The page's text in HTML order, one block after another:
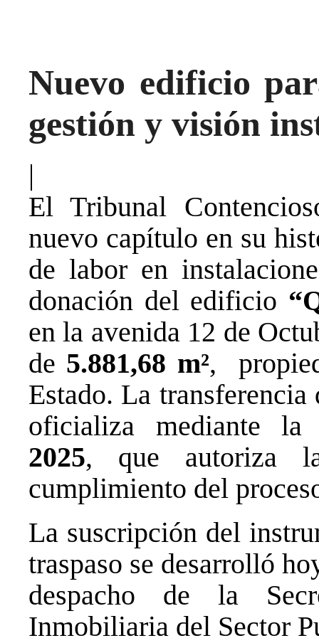
Nuevo edificio
gestión y visión
|
El Tribunal
nuevo capítulo en su
de labor en
donación del edificio
en la avenida 12 de
de 5.881,68 m²,
Estado. La
oficializa mediante
2025, que autoriza
cumplimiento del
La suscripción del
traspaso se desarrolló
despacho de la
Inmobiliaria del Sector